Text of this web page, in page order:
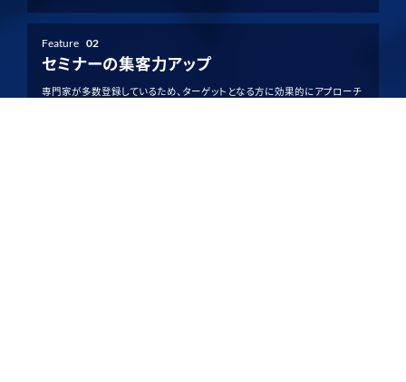
Feature 02
セミナーの集客力アップ
専門家が多数登録しているため、ターゲットとなる方に効果的にアプローチ